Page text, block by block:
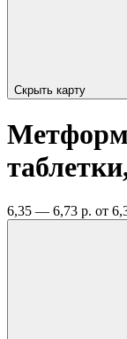
Скрыть карту
6,35 — 6,73 р. от